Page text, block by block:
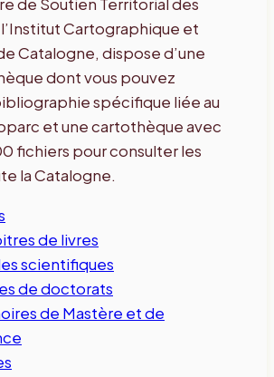
Cartographique et
Catalogne, dispose d’une
dont vous pouvez
spécifique liée au
et une cartothèque avec
fichiers pour consulter les
la Catalogne.
de livres
scientifiques
de doctorats
de Mastère et de